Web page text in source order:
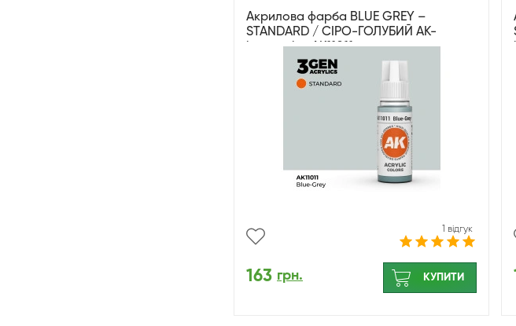
Акрилова фарба BLUE GREY –
STANDARD / СІРО-ГОЛУБИЙ AK-
interactive AK11011
1 відгук
163 грн. КУПИТИ